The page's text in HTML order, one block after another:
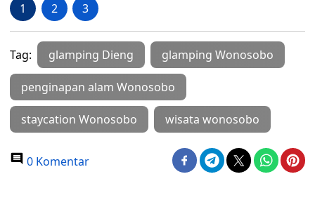
1 2 3
Tag: glamping Dieng glamping Wonosobo
penginapan alam Wonosobo
staycation Wonosobo wisata wonosobo
0 Komentar